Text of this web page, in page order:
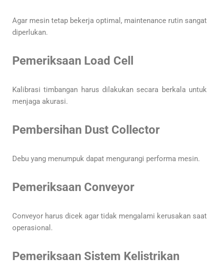
Agar mesin tetap bekerja optimal, maintenance rutin sangat
diperlukan.
Pemeriksaan Load Cell
Kalibrasi timbangan harus dilakukan secara berkala untuk
menjaga akurasi.
Pembersihan Dust Collector
Debu yang menumpuk dapat mengurangi performa mesin.
Pemeriksaan Conveyor
Conveyor harus dicek agar tidak mengalami kerusakan saat
operasional.
Pemeriksaan Sistem Kelistrikan